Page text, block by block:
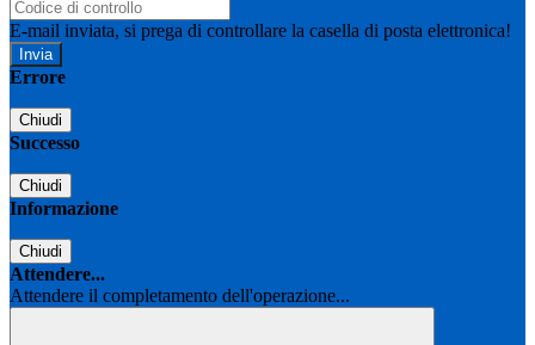
E-mail inviata, si prega di controllare la casella di posta elettronica!
Errore
Chiudi
Successo
Chiudi
Informazione
Chiudi
Attendere...
Attendere il completamento dell'operazione...